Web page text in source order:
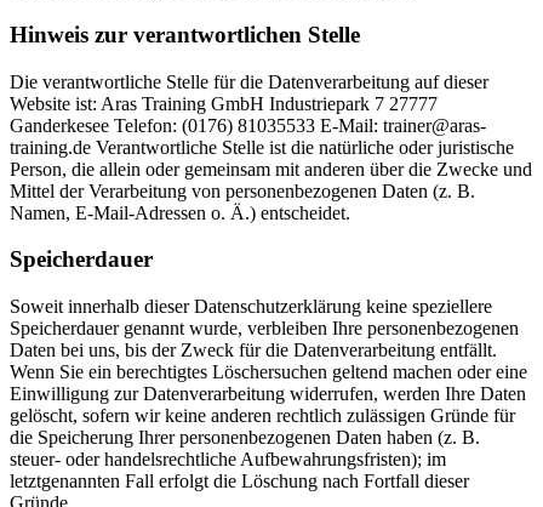
Hinweis zur verantwortlichen Stelle
Die verantwortliche Stelle für die Datenverarbeitung auf dieser
Website ist: Aras Training GmbH Industriepark 7 27777
Ganderkesee Telefon: (0176) 81035533‬ E-Mail: trainer@aras-
training.de Verantwortliche Stelle ist die natürliche oder juristische
Person, die allein oder gemeinsam mit anderen über die Zwecke und
Mittel der Verarbeitung von personenbezogenen Daten (z. B.
Namen, E-Mail-Adressen o. Ä.) entscheidet.
Speicherdauer
Soweit innerhalb dieser Datenschutzerklärung keine speziellere
Speicherdauer genannt wurde, verbleiben Ihre personenbezogenen
Daten bei uns, bis der Zweck für die Datenverarbeitung entfällt.
Wenn Sie ein berechtigtes Löschersuchen geltend machen oder eine
Einwilligung zur Datenverarbeitung widerrufen, werden Ihre Daten
gelöscht, sofern wir keine anderen rechtlich zulässigen Gründe für
die Speicherung Ihrer personenbezogenen Daten haben (z. B.
steuer- oder handelsrechtliche Aufbewahrungsfristen); im
letztgenannten Fall erfolgt die Löschung nach Fortfall dieser
Gründe.